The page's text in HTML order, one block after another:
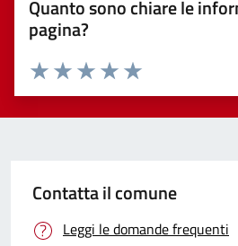
Quanto sono chiare le
pagina?
Valuta 5 stelle su 5
Valuta 4 stelle su 5
Valuta 3 stelle su 5
Valuta 2 stelle su 5
Valuta 1 stelle su 5
Contatta il comune
Leggi le domande frequenti